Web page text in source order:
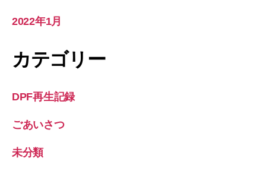
2022年1月
カテゴリー
DPF再生記録
ごあいさつ
未分類